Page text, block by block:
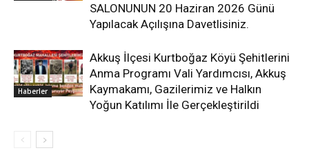
SALONUNUN 20 Haziran 2026 Günü
Yapılacak Açılışına Davetlisiniz.
Haberler
Akkuş İlçesi Kurtboğaz Köyü Şehitlerini
Anma Programı Vali Yardımcısı, Akkuş
Kaymakamı, Gazilerimiz ve Halkın
Yoğun Katılımı İle Gerçekleştirildi